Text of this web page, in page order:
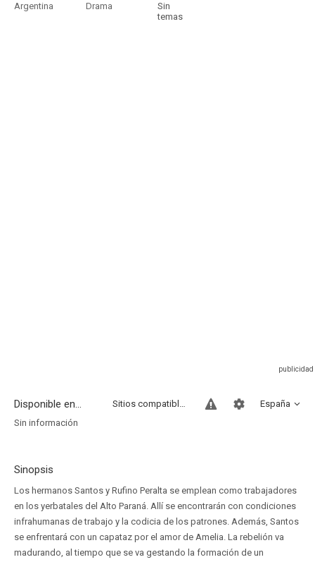
Argentina Drama
Sin
temas
Disponible en... España
Sitios compatibles
Sin información
Sinopsis
Los hermanos Santos y Rufino Peralta se emplean como trabajadores
en los yerbatales del Alto Paraná. Allí se encontrarán con condiciones
infrahumanas de trabajo y la codicia de los patrones. Además, Santos
se enfrentará con un capataz por el amor de Amelia. La rebelión va
madurando, al tiempo que se va gestando la formación de un